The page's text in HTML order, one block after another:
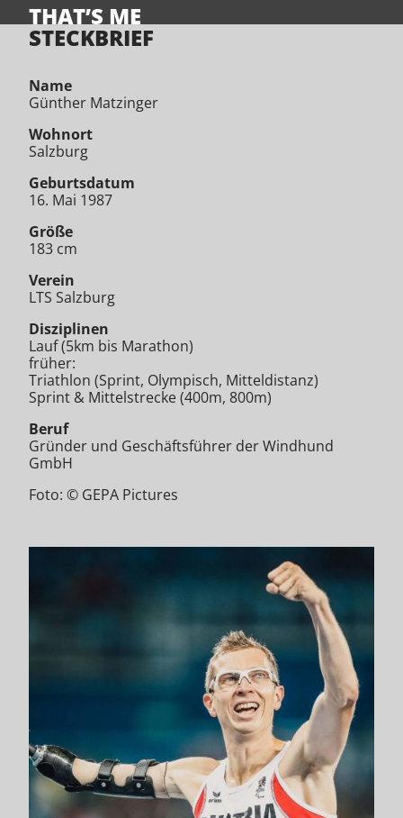
THAT’S ME
STECKBRIEF
Name
Günther Matzinger
Wohnort
Salzburg
Geburtsdatum
16. Mai 1987
Größe
183 cm
Verein
LTS Salzburg
Disziplinen
Lauf (5km bis Marathon)
früher:
Triathlon (Sprint, Olympisch, Mitteldistanz)
Sprint & Mittelstrecke (400m, 800m)
Beruf
Gründer und Geschäftsführer der Windhund
GmbH
Foto: © GEPA Pictures